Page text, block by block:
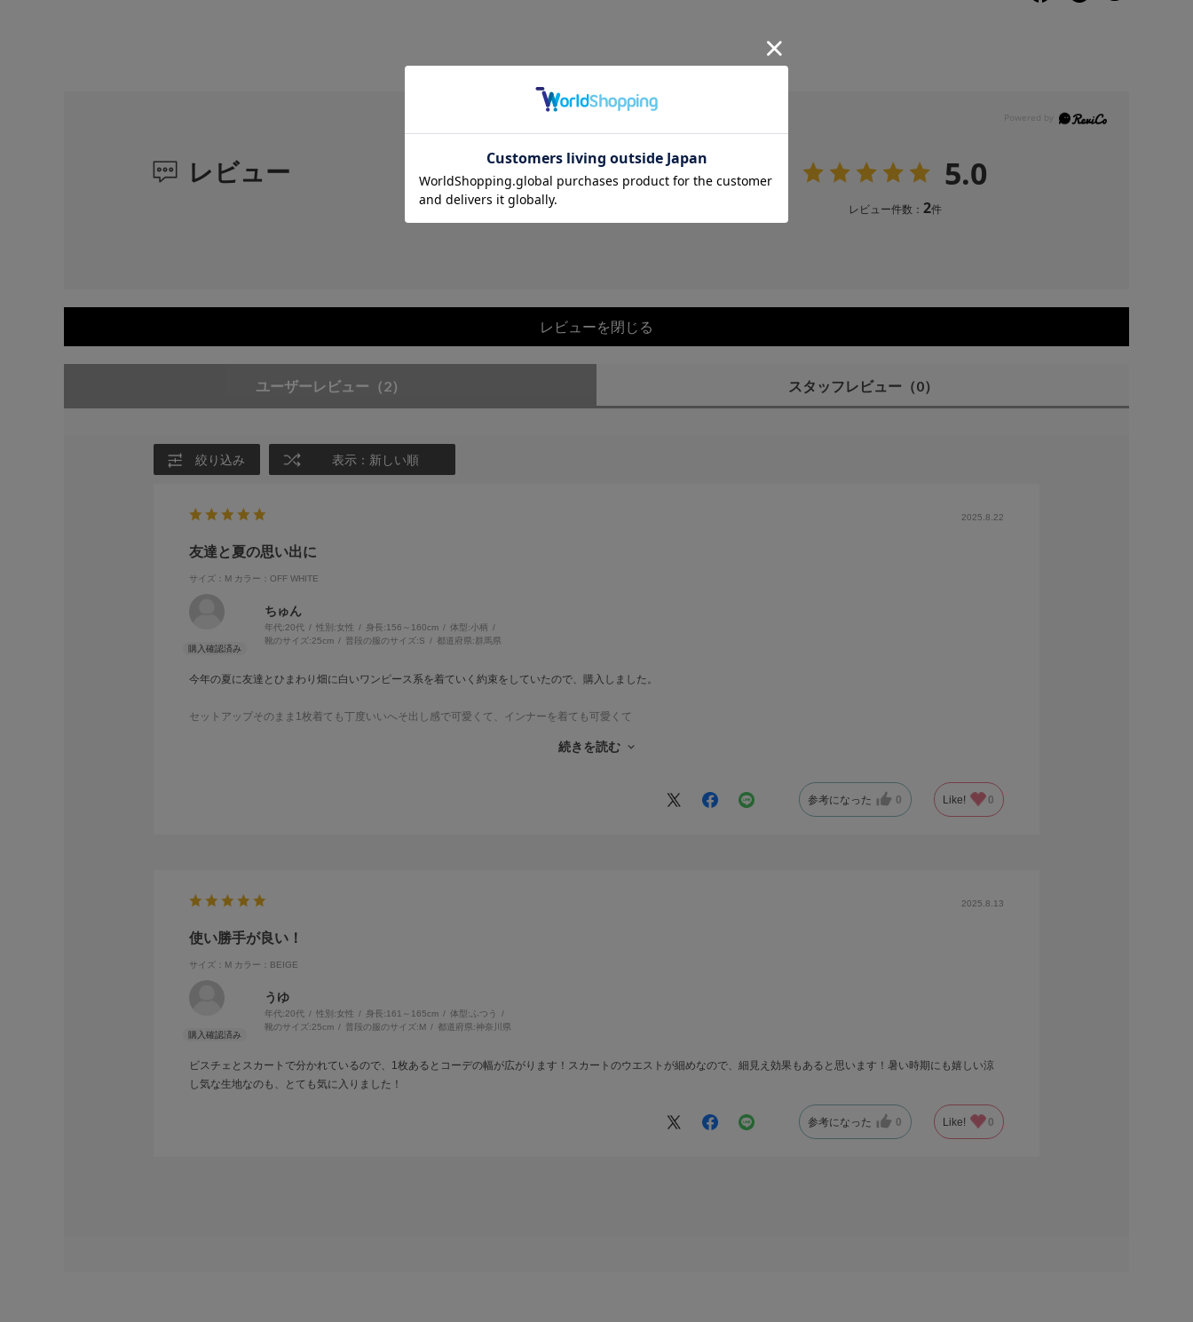
レビュー 5.0
レビュー件数： 2件
レビューを閉じる
ユーザーレビュー （2） スタッフレビュー （0）
絞り込み 表示：新しい順
2025.8.22
友達と夏の思い出に
サイズ：M カラー：OFF WHITE
ちゅん
年代:20代 性別:女性 身長:156～160cm 体型:小柄
靴のサイズ:25cm 普段の服のサイズ:S 都道府県:群馬県
今年の夏に友達とひまわり畑に白いワンピース系を着ていく約束をしていたので、購入しました。
セットアップそのまま1枚着ても丁度いいへそ出し感で可愛くて、インナーを着ても可愛くて
続きを読む
参考になった 0 Like! 0
2025.8.13
使い勝手が良い！
サイズ：M カラー：BEIGE
うゆ
年代:20代 性別:女性 身長:161～165cm 体型: ふつう
靴のサイズ:25cm 普段の服のサイズ:M 都道府県:神奈川県
ビスチェとスカートで分かれているので、1枚あるとコーデの幅が広がります！スカートのウエストが細めなので、細見え効果もあると思います！暑い時期にも嬉しい涼
し気な生地なのも、とても気に入りました！
参考になった 0 Like! 0